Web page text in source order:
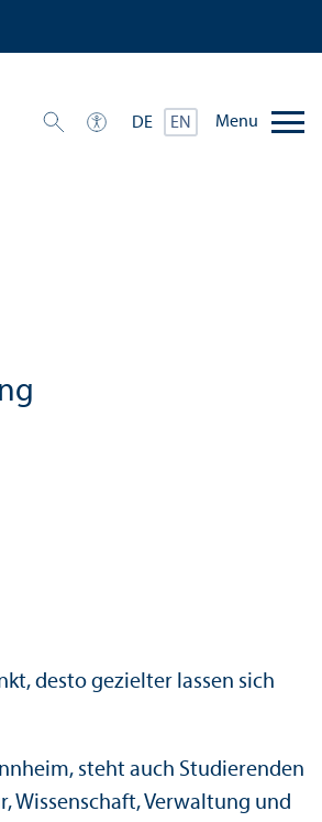
DE EN Menu
desto gezielter lassen sich
steht auch Studierenden
Wissenschaft, Verwaltung und